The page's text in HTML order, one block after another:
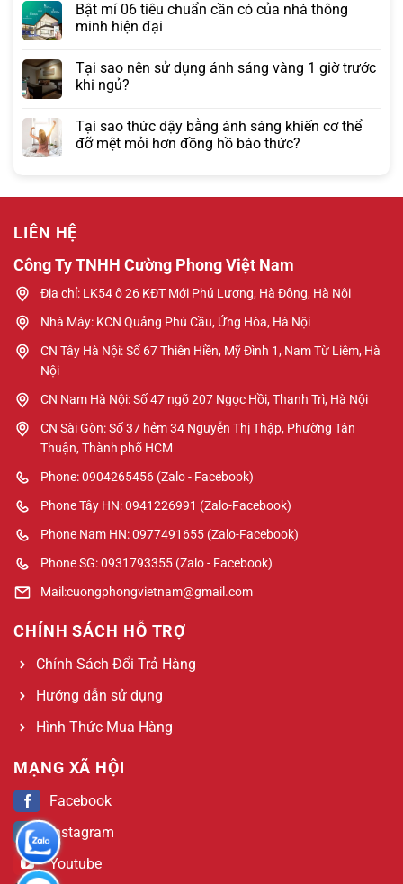
Bật mí 06 tiêu chuẩn cần có của nhà thông
minh hiện đại
Tại sao nên sử dụng ánh sáng vàng 1 giờ trước
khi ngủ?
Tại sao thức dậy bằng ánh sáng khiến cơ thể
đỡ mệt mỏi hơn đồng hồ báo thức?
LIÊN HỆ
Công Ty TNHH Cường Phong Việt Nam
Địa chỉ: LK54 ô 26 KĐT Mới Phú Lương, Hà Đông, Hà Nội
Nhà Máy: KCN Quảng Phú Cầu, Ứng Hòa, Hà Nội
CN Tây Hà Nội: Số 67 Thiên Hiền, Mỹ Đình 1, Nam Từ Liêm, Hà
Nội
CN Nam Hà Nội: Số 47 ngõ 207 Ngọc Hồi, Thanh Trì, Hà Nội
CN Sài Gòn: Số 37 hẻm 34 Nguyễn Thị Thập, Phường Tân
Thuận, Thành phố HCM
Phone: 0904265456 (Zalo - Facebook)
Phone Tây HN: 0941226991 (Zalo-Facebook)
Phone Nam HN: 0977491655 (Zalo-Facebook)
Phone SG: 0931793355 (Zalo - Facebook)
Mail:cuongphongvietnam@gmail.com
CHÍNH SÁCH HỖ TRỢ
Chính Sách Đổi Trả Hàng
Hướng dẫn sử dụng
Hình Thức Mua Hàng
MẠNG XÃ HỘI
Facebook
Instagram
Youtube